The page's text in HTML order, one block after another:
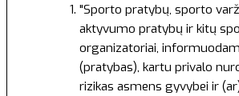
"Sporto pratybų, sporto
aktyvumo pratybų ir kitų
organizatoriai,
(pratybas), kartu privalo
rizikas asmens gyvybei ir